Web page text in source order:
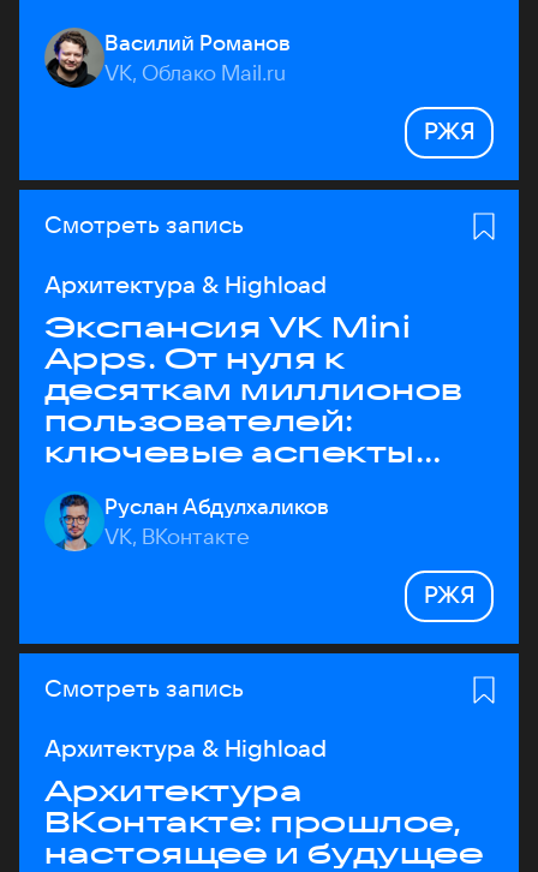
Василий Романов
VK, Облако Mail.ru
РЖЯ
Смотреть запись
Архитектура & Highload
Экспансия VK Mini
Apps. От нуля к
десяткам миллионов
пользователей:
ключевые аспекты
архитектуры
Руслан Абдулхаликов
VK, ВКонтакте
РЖЯ
Смотреть запись
Архитектура & Highload
Архитектура
ВКонтакте: прошлое,
настоящее и будущее